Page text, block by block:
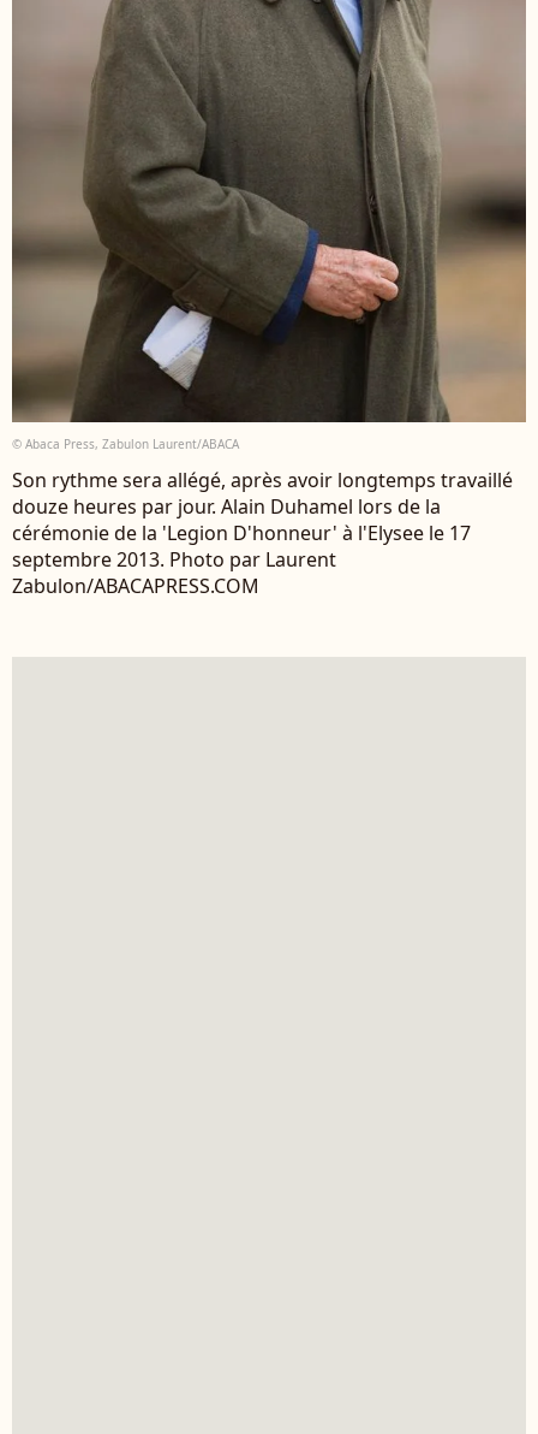
© Abaca Press, Zabulon Laurent/ABACA
Son rythme sera allégé, après avoir longtemps travaillé
douze heures par jour. Alain Duhamel lors de la
cérémonie de la 'Legion D'honneur' à l'Elysee le 17
septembre 2013. Photo par Laurent
Zabulon/ABACAPRESS.COM